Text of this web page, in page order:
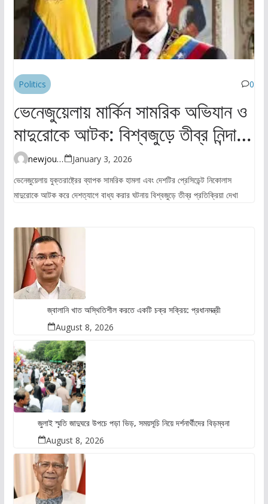
Politics 0
ভেনেজুয়েলায় মার্কিন সামরিক অভিযান ও
মাদুরোকে আটক: বিশ্বজুড়ে তীব্র নিন্দা ও
উদ্বেগ newjourney4045@gmail.com
January 3, 2026
ভেনেজুয়েলায় যুক্তরাষ্ট্রের ব্যাপক সামরিক হামলা এবং দেশটির প্রেসিডেন্ট নিকোলাস
মাদুরোকে আটক করে দেশত্যাগে বাধ্য করার ঘটনায় বিশ্বজুড়ে তীব্র প্রতিক্রিয়া দেখা
জ্বালানি খাত অস্থিতিশীল করতে একটি চক্র সক্রিয়: প্রধানমন্ত্রী
August 8, 2026
জুলাই স্মৃতি জাদুঘরে উপচে পড়া ভিড়, সময়সূচি নিয়ে দর্শনার্থীদের বিড়ম্বনা
August 8, 2026